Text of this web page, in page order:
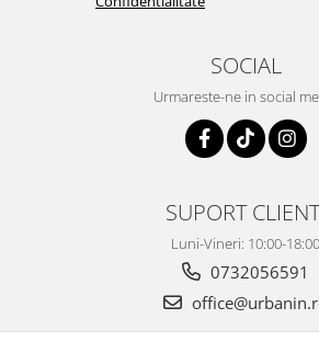
SOCIAL
Urmareste-ne in social
SUPORT
Luni-Vineri: 10:00-18:00
0732056591